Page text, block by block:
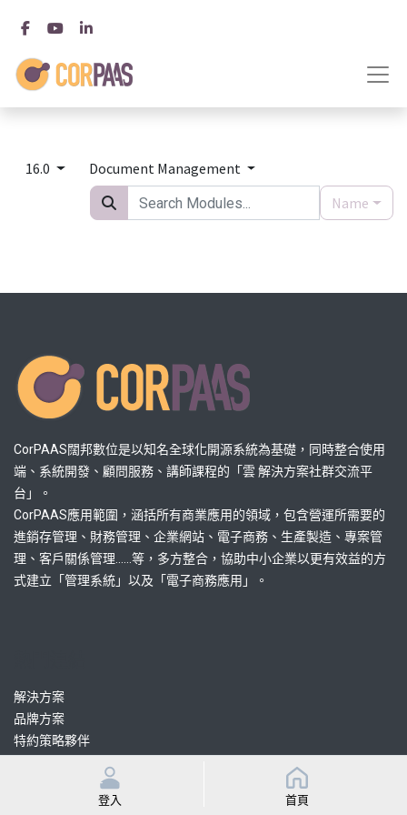
16.0
Document Management
Name
CorPAAS闊邦數位是以知名全球化開源系統為基礎，同時整合使用
端、系統開發、顧問服務、講師課程的「雲 解決方案社群交流平
台」。
CorPAAS應用範圍，涵括所有商業應用的領域，包含營運所需要的
進銷存管理、財務管理、企業網站、電子商務、生產製造、專案管
理、客戶關係管理......等，多方整合，協助中小企業以更有效益的方
式建立「管理系統」以及「電子商務應用」。
解決方案
品牌方案
特約策略夥伴
登入 首頁